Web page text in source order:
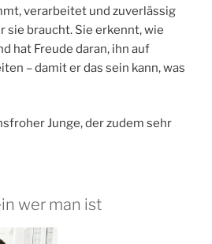
verarbeitet und zuverlässig
sie braucht. Sie erkennt, wie
hat Freude daran, ihn auf
– damit er das sein kann, was
Junge, der zudem sehr
wer man ist